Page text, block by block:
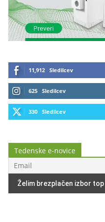
11,912 Sledilcev
625 Sledilcev
330 Sledilcev
Tedenske e-novice